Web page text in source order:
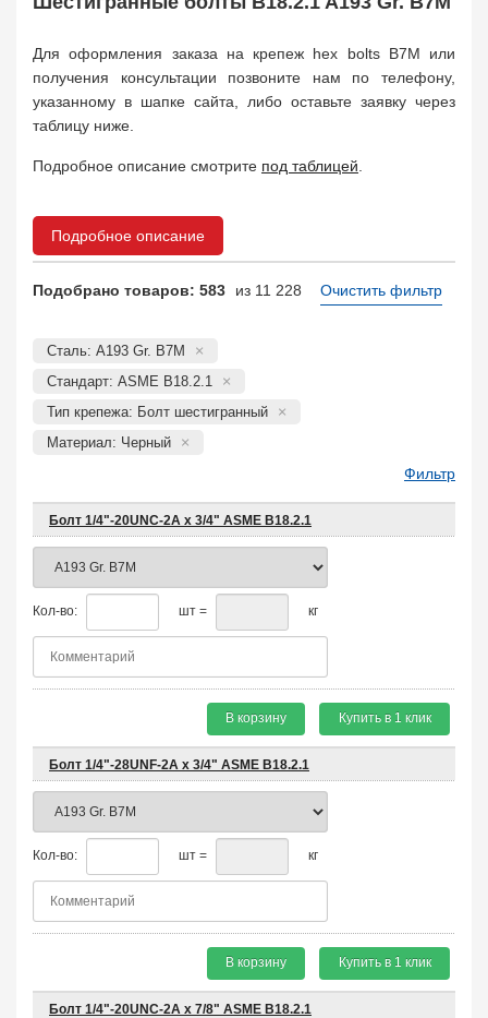
Заказать в 1 клик
Для оформления заказа на крепеж hex bolts B7M или
получения консультации позвоните нам по телефону,
указанному в шапке сайта, либо оставьте заявку через
таблицу ниже.
Подробное описание смотрите под таблицей
Подробное описание
Подобрано товаров: 583 из 11 228 Очистить фильтр
Сталь: A193 Gr. B7M
Стандарт: ASME B18.2.1
Тип крепежа: Болт шестигранный
Материал: Черный
Фильтр
Болт 1/4"-20UNC-2A х 3/4" ASME B18.2.1
Кол-во: шт = кг
В корзину Купить в 1 клик
Болт 1/4"-28UNF-2A х 3/4" ASME B18.2.1
Кол-во: шт = кг
В корзину Купить в 1 клик
Болт 1/4"-20UNC-2A х 7/8" ASME B18.2.1